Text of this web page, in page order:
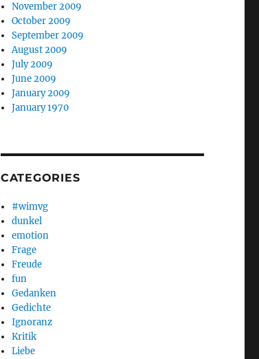
November 2009
October 2009
September 2009
August 2009
July 2009
June 2009
January 2009
January 1970
CATEGORIES
#wimvg
dunkel
emotion
Frage
Freude
fun
Gedanken
Gedichte
Ignoranz
Kritik
Liebe